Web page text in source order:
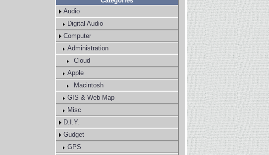
Audio
Digital Audio
Computer
Administration
Cloud
Apple
Macintosh
GIS & Web Map
Misc
D.I.Y.
Gudget
GPS